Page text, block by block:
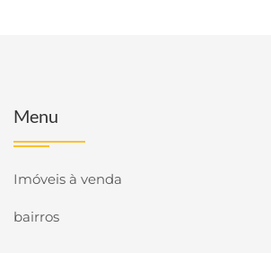
Menu
Imóveis à venda
bairros